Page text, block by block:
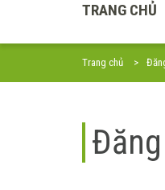
TRANG CHỦ
Trang chủ